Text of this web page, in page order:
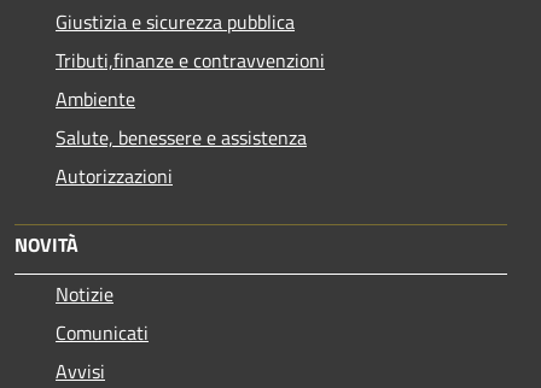
Giustizia e sicurezza pubblica
Tributi,finanze e contravvenzioni
Ambiente
Salute, benessere e assistenza
Autorizzazioni
NOVITÀ
Notizie
Comunicati
Avvisi